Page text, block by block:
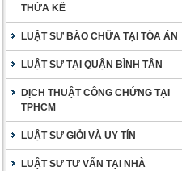
THỪA KẾ
LUẬT SƯ BÀO CHỮA TẠI TÒA ÁN
LUẬT SƯ TẠI QUẬN BÌNH TÂN
DỊCH THUẬT CÔNG CHỨNG TẠI
TPHCM
LUẬT SƯ GIỎI VÀ UY TÍN
LUẬT SƯ TƯ VẤN TẠI NHÀ